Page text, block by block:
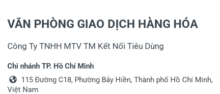
VĂN PHÒNG GIAO DỊCH HÀNG HÓA
Công Ty TNHH MTV TM Kết Nối Tiêu Dùng
Chi nhánh TP. Hồ Chí Minh
115 Đường C18, Phường Bảy Hiền, Thành phố Hồ Chí Minh,
Việt Nam